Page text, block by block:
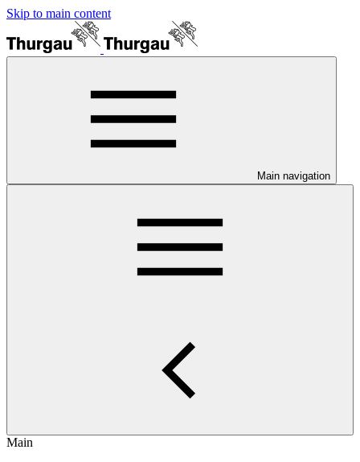
Skip to main content
Main navigation
Main